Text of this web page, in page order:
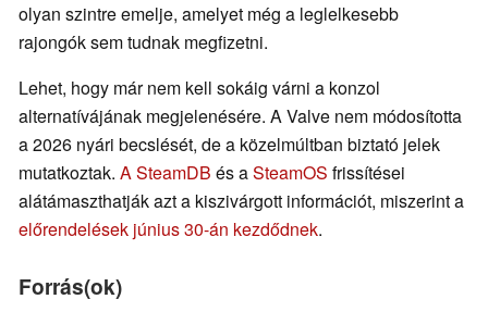
olyan szintre emelje, amelyet még a leglelkesebb
rajongók sem tudnak megfizetni.
Lehet, hogy már nem kell sokáig várni a konzol
alternatívájának megjelenésére. A Valve nem módosította
a 2026 nyári becslését, de a közelmúltban biztató jelek
mutatkoztak. A SteamDB és aSteamOS frissítései
alátámaszthatják azt a kiszivárgott információt, miszerint a
előrendelések június 30-án kezdődnek.
Forrás(ok)